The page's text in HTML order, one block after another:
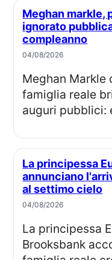
Meghan markle, perché la famiglia reale ha
ignorato
compleanno
04/08/2026
Meghan Markle compie 45 anni, ma dalla
famiglia reale
auguri pubblici:
La principessa Eugenie e Jack Brooksbank
annunciano
al settimo cielo
04/08/2026
La principessa Eugenia e Jack
Brooksbank